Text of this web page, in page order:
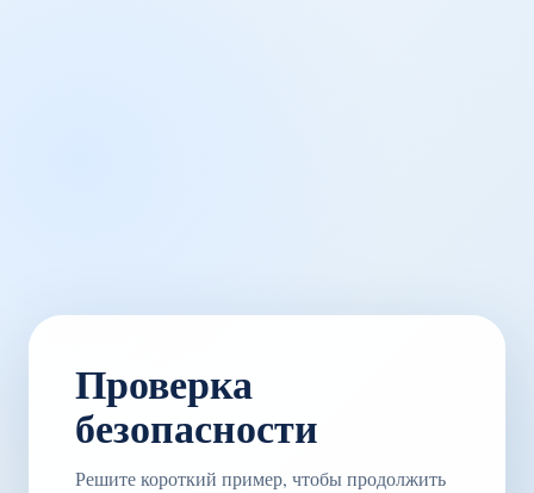
Проверка
безопасности
Решите короткий пример, чтобы продолжить